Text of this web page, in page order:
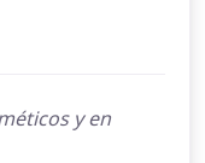
y en